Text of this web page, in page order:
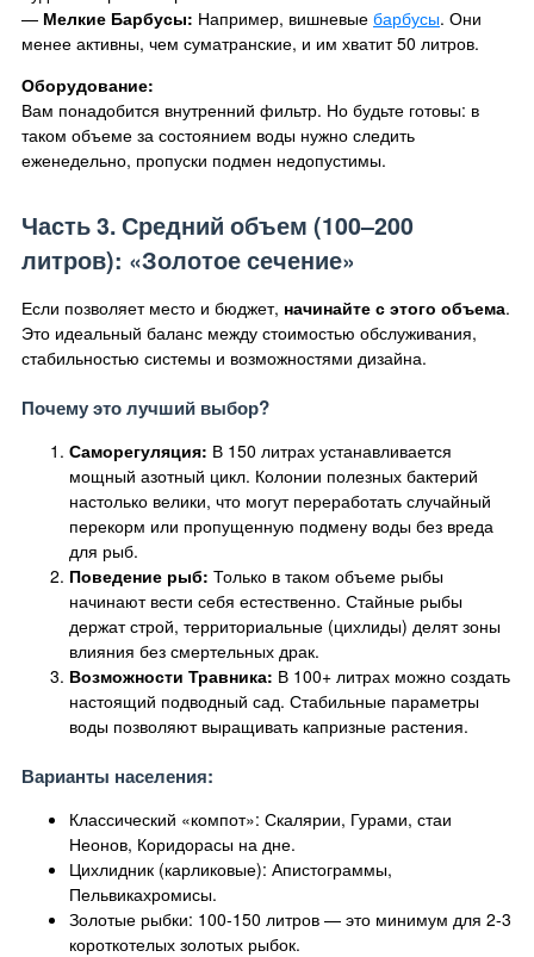
— Мелкие Барбусы: Например, вишневые барбусы. Они
менее активны, чем суматранские, и им хватит 50 литров.
Оборудование:
Вам понадобится внутренний фильтр. Но будьте готовы: в
таком объеме за состоянием воды нужно следить
еженедельно, пропуски подмен недопустимы.
Часть 3. Средний объем (100–200
литров): «Золотое сечение»
Если позволяет место и бюджет, начинайте с этого объема.
Это идеальный баланс между стоимостью обслуживания,
стабильностью системы и возможностями дизайна.
Почему это лучший выбор?
Саморегуляция: В 150 литрах устанавливается
мощный азотный цикл. Колонии полезных бактерий
настолько велики, что могут переработать случайный
перекорм или пропущенную подмену воды без вреда
для рыб.
Поведение рыб: Только в таком объеме рыбы
начинают вести себя естественно. Стайные рыбы
держат строй, территориальные (цихлиды) делят зоны
влияния без смертельных драк.
Возможности Травника: В 100+ литрах можно создать
настоящий подводный сад. Стабильные параметры
воды позволяют выращивать капризные растения.
Варианты населения:
Классический «компот»: Скалярии, Гурами, стаи
Неонов, Коридорасы на дне.
Цихлидник (карликовые): Апистограммы,
Пельвикахромисы.
Золотые рыбки: 100-150 литров — это минимум для 2-3
короткотелых золотых рыбок.